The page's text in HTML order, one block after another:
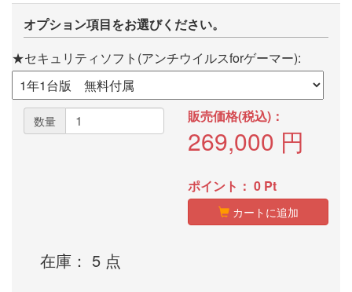
オプション項目をお選びください。
★セキュリティソフト(アンチウイルスforゲーマー):
数量
在庫： 5 点
販売価格(税込)：
269,000 円
ポイント： 0 Pt
カートに追加